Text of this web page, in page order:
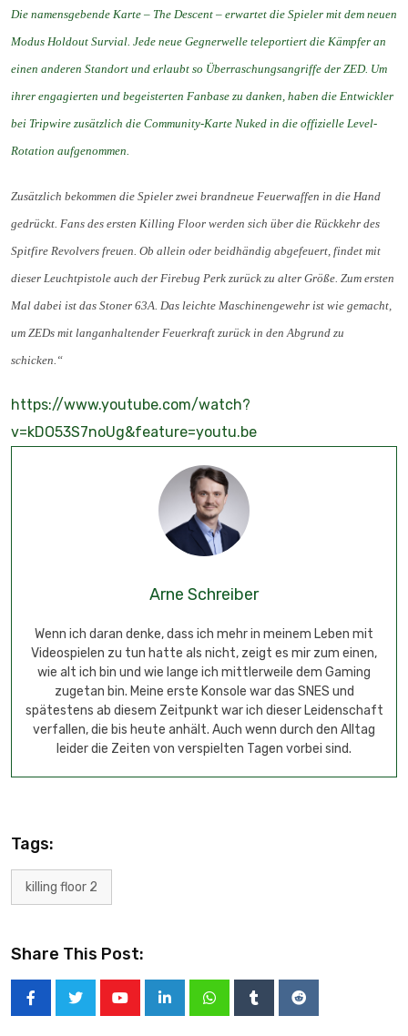
Die namensgebende Karte – The Descent – erwartet die Spieler mit dem neuen
Modus Holdout Survial. Jede neue Gegnerwelle teleportiert die Kämpfer an
einen anderen Standort und erlaubt so Überraschungsangriffe der ZED. Um
ihrer engagierten und begeisterten Fanbase zu danken, haben die Entwickler
bei Tripwire zusätzlich die Community-Karte Nuked in die offizielle Level-
Rotation aufgenommen.
Zusätzlich bekommen die Spieler zwei brandneue Feuerwaffen in die Hand
gedrückt. Fans des ersten Killing Floor werden sich über die Rückkehr des
Spitfire Revolvers freuen. Ob allein oder beidhändig abgefeuert, findet mit
dieser Leuchtpistole auch der Firebug Perk zurück zu alter Größe. Zum ersten
Mal dabei ist das Stoner 63A. Das leichte Maschinengewehr ist wie gemacht,
um ZEDs mit langanhaltender Feuerkraft zurück in den Abgrund zu
schicken.“
https://www.youtube.com/watch?
v=kDO53S7noUg&feature=youtu.be
Arne Schreiber
Wenn ich daran denke, dass ich mehr in meinem Leben mit
Videospielen zu tun hatte als nicht, zeigt es mir zum einen,
wie alt ich bin und wie lange ich mittlerweile dem Gaming
zugetan bin. Meine erste Konsole war das SNES und
spätestens ab diesem Zeitpunkt war ich dieser Leidenschaft
verfallen, die bis heute anhält. Auch wenn durch den Alltag
leider die Zeiten von verspielten Tagen vorbei sind.
Tags:
killing floor 2
Share This Post: